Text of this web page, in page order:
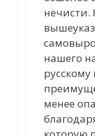
нечисти.
нашего
менее